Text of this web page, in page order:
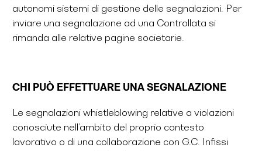
autonomi sistemi di gestione delle segnalazioni. Per
inviare una segnalazione ad una Controllata si
rimanda alle relative pagine societarie.
CHI PUÒ EFFETTUARE UNA SEGNALAZIONE
Le segnalazioni whistleblowing relative a violazioni
conosciute nell’ambito del proprio contesto
lavorativo o di una collaborazione con G.C. Infissi